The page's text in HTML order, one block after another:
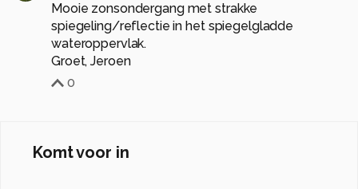
Mooie zonsondergang met strakke
spiegeling/reflectie in het spiegelgladde
wateroppervlak.
Groet, Jeroen
0
Komt voor in